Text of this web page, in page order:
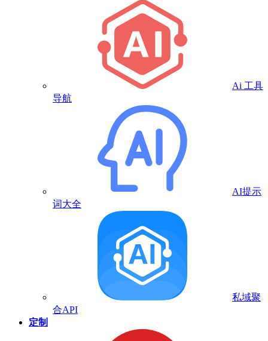
Ai 工具
导航
AI提示
词大全
私域聚
合API
定制